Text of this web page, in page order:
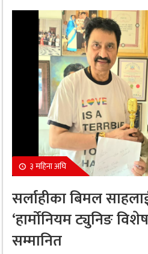
३ महिना अघि
सर्लाहीका बिमल
‘हार्मोनियम ट्युनिङ
सम्मानित